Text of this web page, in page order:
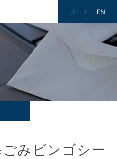
JP EN
みビンゴシー